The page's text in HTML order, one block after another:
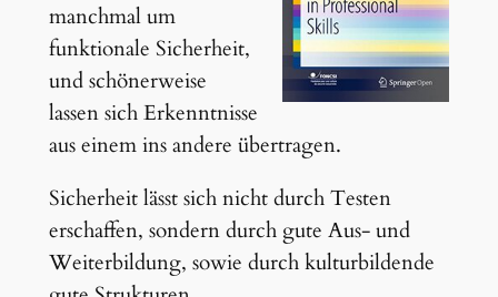
manchmal um
funktionale Sicherheit,
und schönerweise
lassen sich Erkenntnisse
aus einem ins andere übertragen.
Sicherheit lässt sich nicht durch Testen
erschaffen, sondern durch gute Aus- und
Weiterbildung, sowie durch kulturbildende